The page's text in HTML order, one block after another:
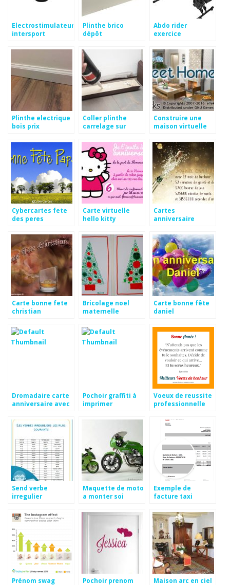
Electrostimulateur
intersport
Plinthe brico
dépôt
Abdo rider
exercice
Plinthe electrique
bois prix
Coller plinthe
carrelage sur
Construire une
maison virtuelle
Cybercartes fete
des peres
Carte virtuelle
hello kitty
Cartes
anniversaire
gratuites
Carte bonne fete
christian
Bricolage noel
maternelle
Carte bonne fête
daniel
Dromadaire carte
anniversaire avec
Pochoir graffiti à
imprimer
Voeux de reussite
professionnelle
Send verbe
irregulier
Maquette de moto
a monter soi
Exemple de
facture taxi
Prénom swag
Pochoir prenom
Maison arc en ciel